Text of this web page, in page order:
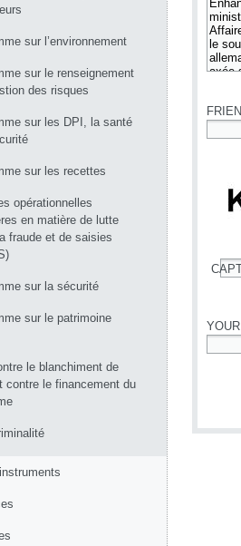
sur l’environnement
sur le renseignement
des risques
sur les DPI, la santé
sur les recettes
opérationnelles
en matière de lutte
fraude et de saisies
sur la sécurité
sur le patrimoine
le blanchiment de
contre le financement du